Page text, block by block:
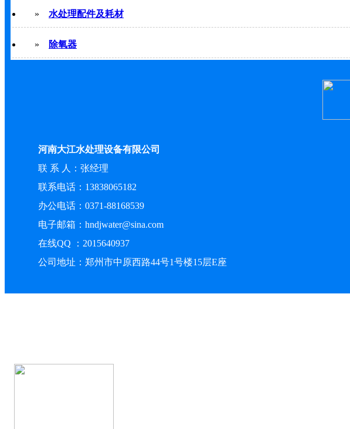
» 水处理配件及耗材
» 除氧器
河南大江水处理设备有限公司
联 系 人：张经理
联系电话：13838065182
办公电话：0371-88168539
电子邮箱：hndjwater@sina.com
在线QQ ：2015640937
公司地址：郑州市中原西路44号1号楼15层E座